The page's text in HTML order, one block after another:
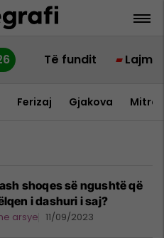
Të fundit Lajme
Ferizaj Gjakova
shoqes së ngushtë që
i dashuri i saj?
arsye 11/09/2023